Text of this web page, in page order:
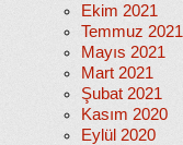
Ekim 2021
Temmuz 2021
Mayıs 2021
Mart 2021
Şubat 2021
Kasım 2020
Eylül 2020